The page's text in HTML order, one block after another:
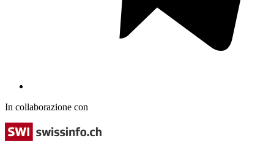
In collaborazione con